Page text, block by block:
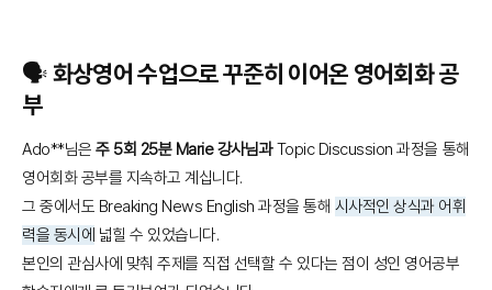
🗣️ 화상영어 수업으로 꾸준히 이어온 영어회화 공
부
Ado**님은주 5회 25분 Marie 강사님과Topic Discussion 과정을 통해
영어회화 공부를 지속하고 계십니다.
그 중에서도 Breaking News English 과정을 통해 시사적인 상식과 어휘
력을 동시에 넓힐 수 있었습니다.
본인의 관심사에 맞춰 주제를 직접 선택할 수 있다는 점이 성인 영어공부